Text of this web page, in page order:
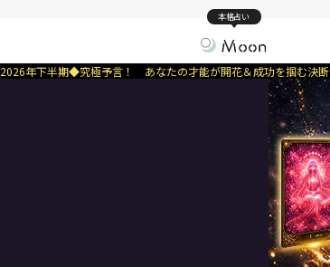
本格占い
2026年下半期◆究極予言！ あなたの才能が開花＆成功を掴む決断